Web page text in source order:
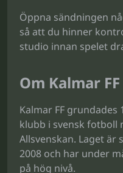
Öppna sändningen
så att du hinner
studio innan spelet
Om Kalmar FF
Kalmar FF grundades
klubb i svensk fotboll
Allsvenskan. Laget
2008 och har under
på hög nivå.